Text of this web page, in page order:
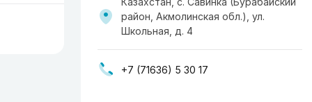
район, Акмолинская обл.), ул.
Школьная, д. 4
+7 (71636) 5 30 17